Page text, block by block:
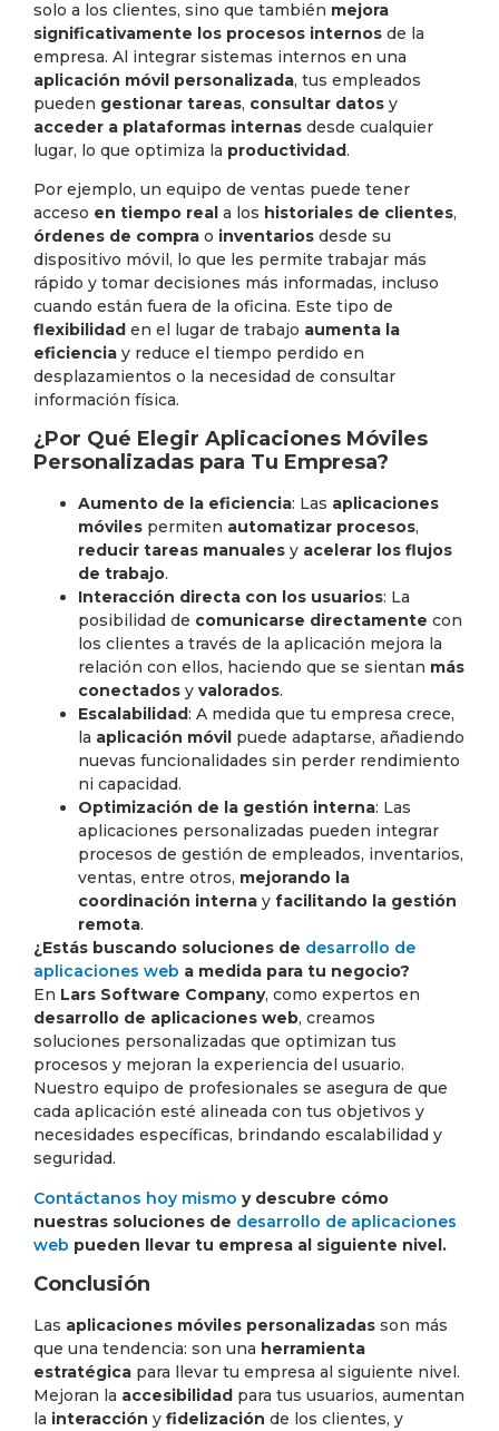
solo a los clientes, sino que también mejora
significativamente los procesos internos de la
empresa. Al integrar sistemas internos en una
aplicación móvil personalizada, tus empleados
pueden gestionar tareas, consultar datos y
acceder a plataformas internas desde cualquier
lugar, lo que optimiza la productividad.
Por ejemplo, un equipo de ventas puede tener
acceso en tiempo real a los historiales de clientes,
órdenes de compra o inventarios desde su
dispositivo móvil, lo que les permite trabajar más
rápido y tomar decisiones más informadas, incluso
cuando están fuera de la oficina. Este tipo de
flexibilidad en el lugar de trabajo aumenta la
eficiencia y reduce el tiempo perdido en
desplazamientos o la necesidad de consultar
información física.
¿Por Qué Elegir Aplicaciones Móviles
Personalizadas para Tu Empresa?
Aumento de la eficiencia: Las aplicaciones
móviles permiten automatizar procesos,
reducir tareas manuales y acelerar los flujos
de trabajo.
Interacción directa con los usuarios: La
posibilidad de comunicarse directamente con
los clientes a través de la aplicación mejora la
relación con ellos, haciendo que se sientan más
conectados y valorados.
Escalabilidad: A medida que tu empresa crece,
la aplicación móvil puede adaptarse, añadiendo
nuevas funcionalidades sin perder rendimiento
ni capacidad.
Optimización de la gestión interna: Las
aplicaciones personalizadas pueden integrar
procesos de gestión de empleados, inventarios,
ventas, entre otros, mejorando la
coordinación interna y facilitando la gestión
remota.
¿Estás buscando soluciones de desarrollo de
aplicaciones web a medida para tu negocio?
En Lars Software Company, como expertos en
desarrollo de aplicaciones web, creamos
soluciones personalizadas que optimizan tus
procesos y mejoran la experiencia del usuario.
Nuestro equipo de profesionales se asegura de que
cada aplicación esté alineada con tus objetivos y
necesidades específicas, brindando escalabilidad y
seguridad.
Contáctanos hoy mismo y descubre cómo
nuestras soluciones de desarrollo de aplicaciones
web pueden llevar tu empresa al siguiente nivel.
Conclusión
Las aplicaciones móviles personalizadas son más
que una tendencia: son una herramienta
estratégica para llevar tu empresa al siguiente nivel.
Mejoran la accesibilidad para tus usuarios, aumentan
la interacción y fidelización de los clientes, y